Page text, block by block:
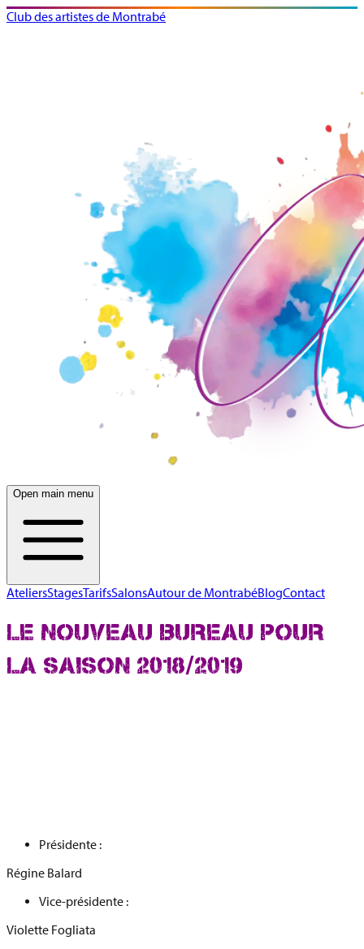
Club des artistes de Montrabé
Open main menu
AteliersStagesTarifsSalonsAutour de MontrabéBlogContact
LE NOUVEAU BUREAU POUR
LA SAISON 2018/2019
Présidente :
Régine Balard
Vice-présidente :
Violette Fogliata